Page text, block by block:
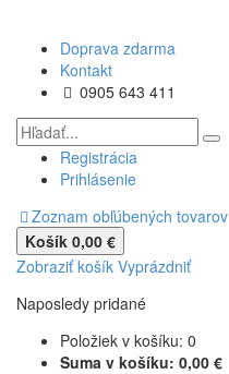
Doprava zdarma
Kontakt
0905 643 411
Registrácia
Prihlásenie
Zoznam obľúbených tovarov
Košík 0,00 €
Zobraziť košík Vyprázdniť
Naposledy pridané
Položiek v košíku: 0
Suma v košíku: 0,00 €